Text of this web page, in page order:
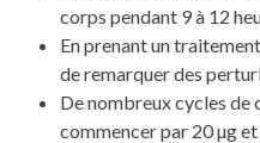
corps pendant 9 à 12
En prenant un
de remarquer des
De nombreux cycles
commencer par 20 µg